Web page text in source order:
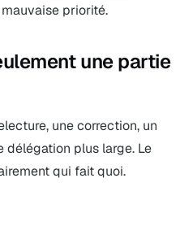
priorité.
une partie
une correction, un
délégation plus large. Le
qui fait quoi.